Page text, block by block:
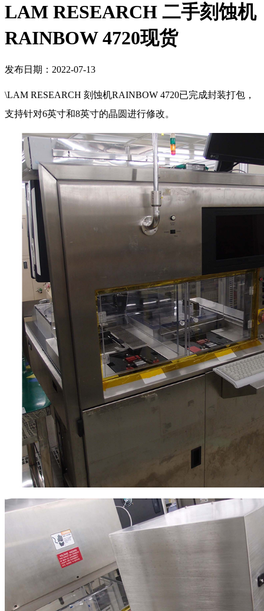
LAM RESEARCH 二手刻蚀机
RAINBOW 4720现货
发布日期：2022-07-13
\LAM RESEARCH 刻蚀机RAINBOW 4720已完成封装打包，
支持针对6英寸和8英寸的晶圆进行修改。